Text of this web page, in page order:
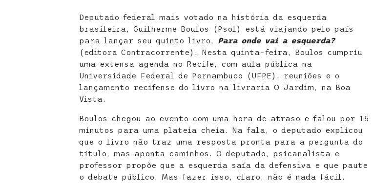
Deputado federal mais votado na história da esquerda
brasileira, Guilherme Boulos (Psol) está viajando pelo país
para lançar seu quinto livro, Para onde vai a esquerda?
(editora Contracorrente). Nesta quinta-feira, Boulos cumpriu
uma extensa agenda no Recife, com aula pública na
Universidade Federal de Pernambuco (UFPE), reuniões e o
lançamento recifense do livro na livraria O Jardim, na Boa
Vista.
Boulos chegou ao evento com uma hora de atraso e falou por 15
minutos para uma plateia cheia. Na fala, o deputado explicou
que o livro não traz uma resposta pronta para a pergunta do
título, mas aponta caminhos. O deputado, psicanalista e
professor propõe que a esquerda saía da defensiva e que paute
o debate público. Mas fazer isso, claro, não é nada fácil.